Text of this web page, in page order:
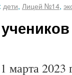
дети, Лицей №14,
марта 2023